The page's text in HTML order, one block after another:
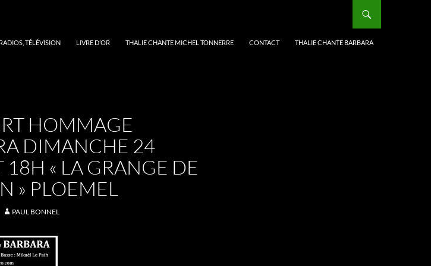
TÉLÉVISION LIVRE D’OR THALIE CHANTE MICHEL TONNERRE CONTACT THALIE CHANTE BARBARA
HOMMAGE
DIMANCHE 24
18H « LA GRANGE DE
» PLOEMEL
PAUL BONNEL